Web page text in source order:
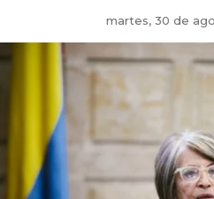
martes, 30 de